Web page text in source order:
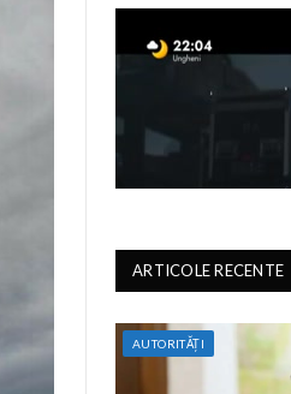
ARTICOLE RECENTE
AUTORITĂȚI